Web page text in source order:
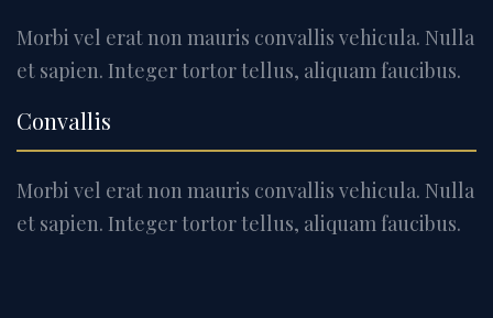
Morbi vel erat non mauris convallis vehicula. Nulla
et sapien. Integer tortor tellus, aliquam faucibus.
Convallis
Morbi vel erat non mauris convallis vehicula. Nulla
et sapien. Integer tortor tellus, aliquam faucibus.